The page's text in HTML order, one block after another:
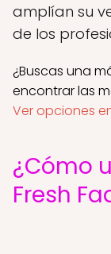
amplían su
de los
¿Buscas una
encontrar las
Ver opciones
¿Cómo
Fresh